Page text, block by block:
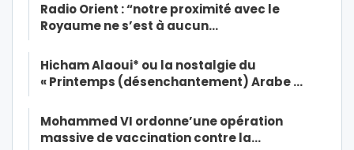
Radio Orient : “notre proximité avec le
Royaume ne s’est à aucun…
Hicham Alaoui* ou la nostalgie du
« Printemps (désenchantement) Arabe …
Mohammed VI ordonne’une opération
massive de vaccination contre la…